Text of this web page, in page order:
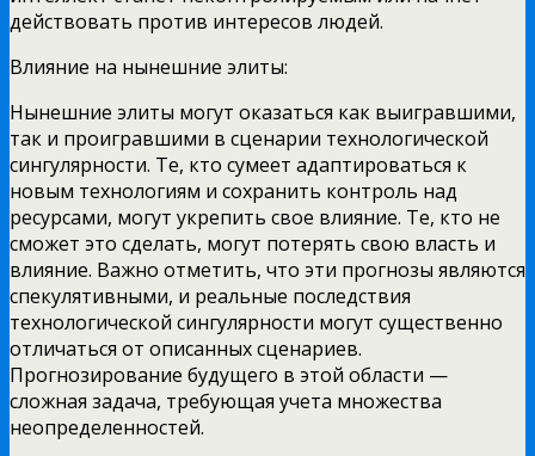
действовать против интересов людей.
Влияние на нынешние элиты:
Нынешние элиты могут оказаться как выигравшими,
так и проигравшими в сценарии технологической
сингулярности. Те, кто сумеет адаптироваться к
новым технологиям и сохранить контроль над
ресурсами, могут укрепить свое влияние. Те, кто не
сможет это сделать, могут потерять свою власть и
влияние. Важно отметить, что эти прогнозы являются
спекулятивными, и реальные последствия
технологической сингулярности могут существенно
отличаться от описанных сценариев.
Прогнозирование будущего в этой области —
сложная задача, требующая учета множества
неопределенностей.